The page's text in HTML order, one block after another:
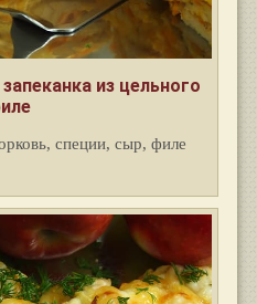
специи, сыр, филе